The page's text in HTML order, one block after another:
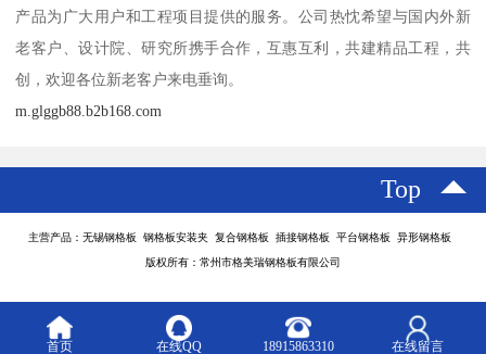
产品为广大用户和工程项目提供的服务。公司热忱希望与国内外新
老客户、设计院、研究所携手合作，互惠互利，共建精品工程，共
创，欢迎各位新老客户来电垂询。
m.glggb88.b2b168.com
Top
主营产品：无锡钢格板 钢格板安装夹 复合钢格板 插接钢格板 平台钢格板 异形钢格板
版权所有：常州市格美瑞钢格板有限公司
首页 在线QQ 18915863310 在线留言